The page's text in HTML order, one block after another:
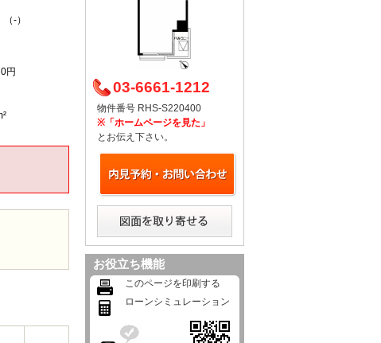
-）
円
03-6661-1212
物件番号 RHS-S220400
※「ホームページを見た」
とお伝え下さい。
お役立ち機能
このページを印刷する
ローンシミュレーション